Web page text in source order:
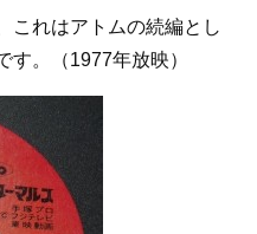
これはアトムの続編とし
す。（1977年放映）